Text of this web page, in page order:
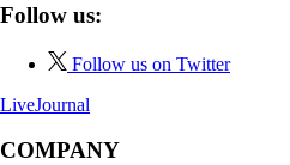
Follow us:
Follow us on Twitter
LiveJournal
COMPANY